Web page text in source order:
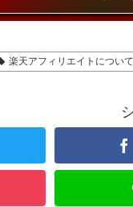
楽天アフィリエイトについて